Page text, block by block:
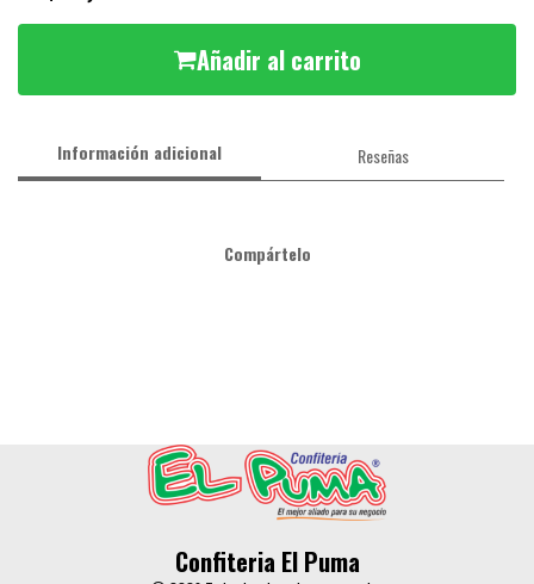
Añadir al carrito
Información adicional Reseñas
Compártelo
Confiteria El Puma